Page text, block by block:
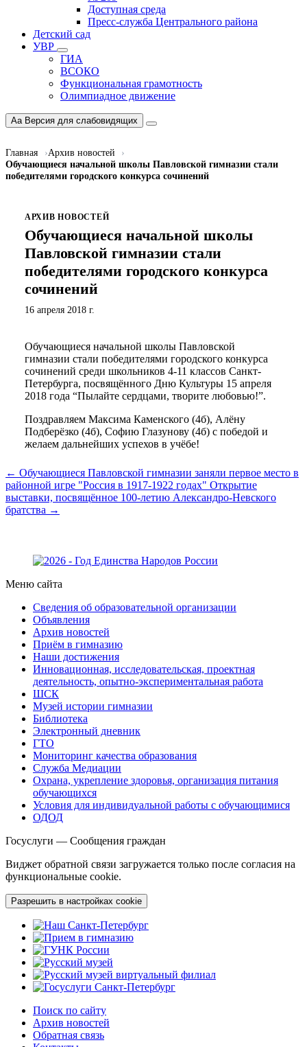
Доступная среда
Пресс-служба Центрального района
Детский сад
УВР
ГИА
ВСОКО
Функциональная грамотность
Олимпиадное движение
Aa Версия для слабовидящих
Главная
Архив новостей
Обучающиеся начальной школы Павловской гимназии стали
победителями городского конкурса сочинений
АРХИВ НОВОСТЕЙ
Обучающиеся начальной школы
Павловской гимназии стали
победителями городского конкурса
сочинений
16 апреля 2018 г.
Обучающиеся начальной школы Павловской
гимназии стали победителями городского конкурса
сочинений среди школьников 4-11 классов Санкт-
Петербурга, посвящённого Дню Культуры 15 апреля
2018 года “Пылайте сердцами, творите любовью!”.
Поздравляем Максима Каменского (4б), Алёну
Подберёзко (4б), Софию Глазунову (4б) с победой и
желаем дальнейших успехов в учёбе!
← Обучающиеся Павловской гимназии заняли первое место в
районной игре "Россия в 1917-1922 годах" Открытие
выставки, посвящённое 100-летию Александро-Невского
братства →
Меню сайта
Сведения об образовательной организации
Объявления
Архив новостей
Приём в гимназию
Наши достижения
Инновационная, исследовательская, проектная
деятельность, опытно-экспериментальная работа
ШСК
Музей истории гимназии
Библиотека
Электронный дневник
ГТО
Мониторинг качества образования
Служба Медиации
Охрана, укрепление здоровья, организация питания
обучающихся
Условия для индивидуальной работы с обучающимися
ОДОД
Госуслуги — Сообщения граждан
Виджет обратной связи загружается только после согласия на
функциональные cookie.
Разрешить в настройках cookie
Поиск по сайту
Архив новостей
Обратная связь